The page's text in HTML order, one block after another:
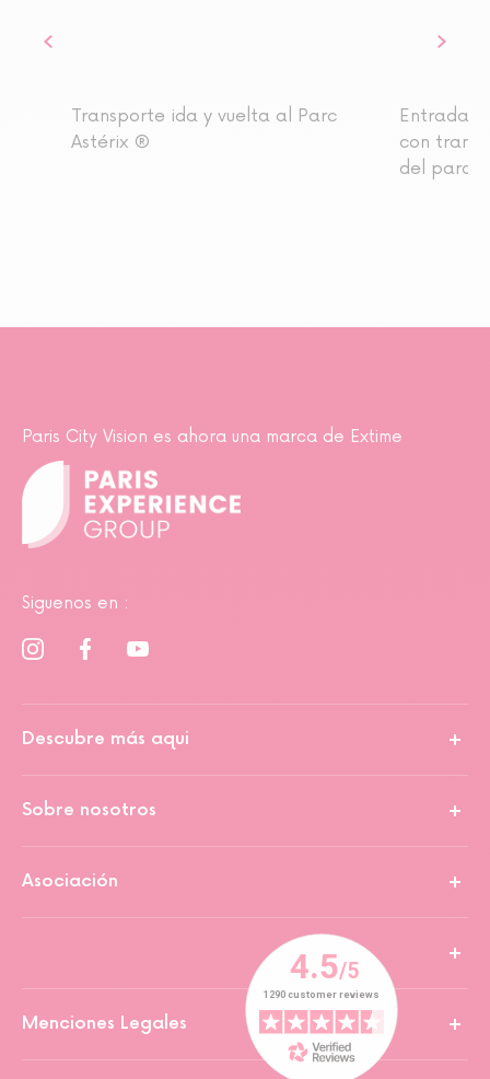
Transporte ida y vuelta al Parc
Astérix ®
Entrada
con
del
Paris City Vision es ahora una marca de Extime
Siguenos en :
Descubre más aqui
Sobre nosotros
Asociación
Menciones Legales